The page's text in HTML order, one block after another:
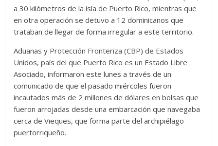
a 30 kilómetros de la isla de Puerto Rico, mientras que
en otra operación se detuvo a 12 dominicanos que
trataban de llegar de forma irregular a este territorio.
Aduanas y Protección Fronteriza (CBP) de Estados
Unidos, país del que Puerto Rico es un Estado Libre
Asociado, informaron este lunes a través de un
comunicado de que el pasado miércoles fueron
incautados más de 2 millones de dólares en bolsas que
fueron arrojadas desde una embarcación que navegaba
cerca de Vieques, que forma parte del archipiélago
puertorriqueño.